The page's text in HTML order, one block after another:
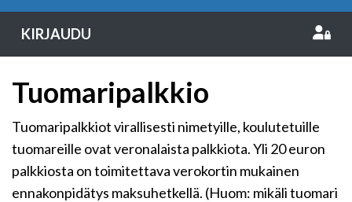
KIRJAUDU
Tuomaripalkkio
Tuomaripalkkiot virallisesti nimetyille, koulutetuille
tuomareille ovat veronalaista palkkiota. Yli 20 euron
palkkiosta on toimitettava verokortin mukainen
ennakonpidätys maksuhetkellä. (Huom: mikäli tuomari